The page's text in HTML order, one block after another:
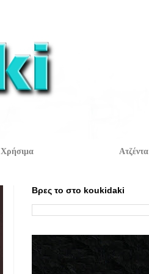
Χρήσιμα Ατζέντα
Βρες το στο koukidaki